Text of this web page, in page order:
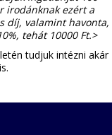
irodánknak ezért a
díj, valamint havonta,
tehát 10000 Ft.>
tudjuk intézni akár